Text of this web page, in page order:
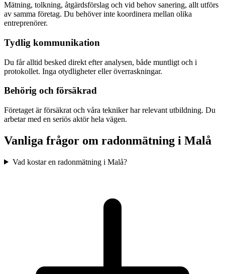
Mätning, tolkning, åtgärdsförslag och vid behov sanering, allt utförs
av samma företag. Du behöver inte koordinera mellan olika
entreprenörer.
Tydlig kommunikation
Du får alltid besked direkt efter analysen, både muntligt och i
protokollet. Inga otydligheter eller överraskningar.
Behörig och försäkrad
Företaget är försäkrat och våra tekniker har relevant utbildning. Du
arbetar med en seriös aktör hela vägen.
Vanliga frågor om radonmätning i Malå
Vad kostar en radonmätning i Malå?